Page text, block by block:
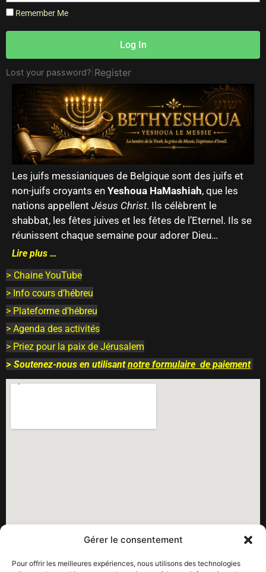
Gérer le consentement
Pour offrir les meilleures expériences, nous utilisons des technologies
Remember Me
Log In
Lost your password? Register
Les juifs messianiques de Belgique sont des juifs et
non-juifs croyants en Yeshoua HaMashiah, que les
nations appellent Jésus Christ. Ils célèbrent le
shabbat, les fêtes juives et les fêtes de l’Eternel. Ils se
réunissent chaque semaine pour adorer Dieu…
Lire plus …
> Chaine YouTube
> Info cours d’hébreu
> Plateforme d’hébreu
> Agenda des activités
> Priez pour la paix de Jérusalem
> Soutenez-nous en utilisantnotre formulaire de paiement